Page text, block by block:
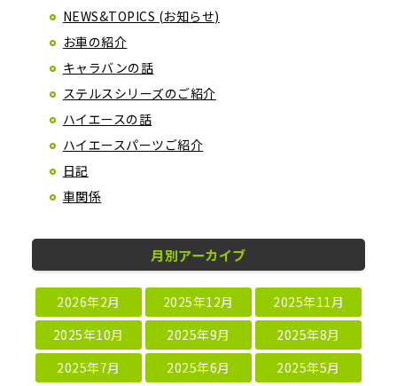
NEWS&TOPICS (お知らせ)
お車の紹介
キャラバンの話
ステルスシリーズのご紹介
ハイエースの話
ハイエースパーツご紹介
日記
車関係
月別アーカイブ
2026年2月 2025年12月
2025年11月
2025年10月
2025年9月
2025年8月
2025年7月
2025年6月
2025年5月